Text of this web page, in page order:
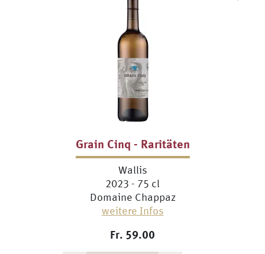
Grain Cinq - Raritäten
Wallis
2023 - 75 cl
Domaine Chappaz
weitere Infos
Fr. 59.00